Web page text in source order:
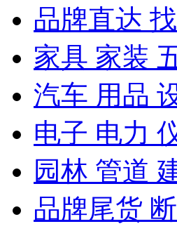
品牌直达
家具 家装
汽车 用品
电子 电力
园林 管道
品牌尾货